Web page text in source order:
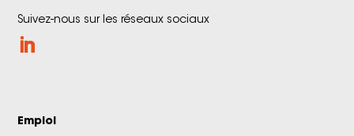
Suivez-nous sur les réseaux sociaux
Emploi